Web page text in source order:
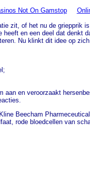
Not On Gamstop
zit, of het nu de
en een deel dat
Nu klinkt dit idee op
aan en veroorzaakt
Beecham
rode bloedcellen van